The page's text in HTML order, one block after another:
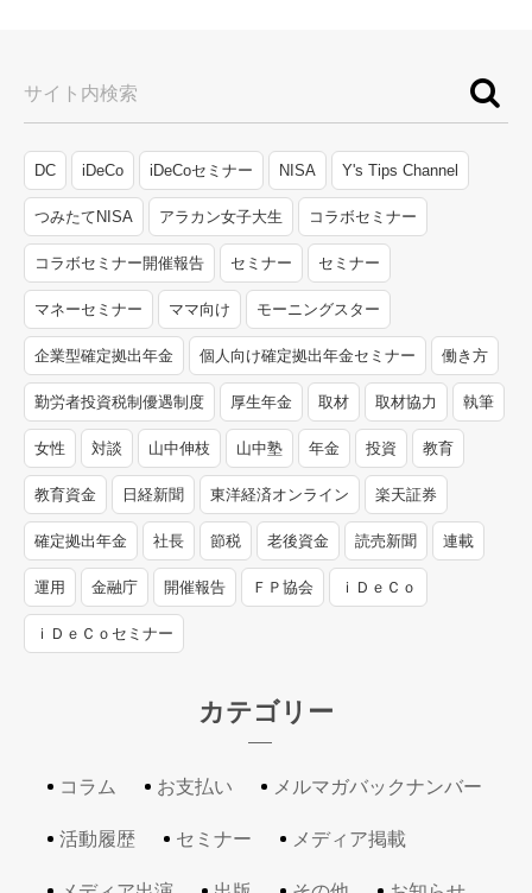
サイト内検索
DC iDeCo iDeCoセミナー NISA Y's Tips Channel
つみたてNISA アラカン女子大生 コラボセミナー
コラボセミナー開催報告 セミナー セミナー
マネーセミナー ママ向け モーニングスター
企業型確定拠出年金 個人向け確定拠出年金セミナー 働き方
勤労者投資税制優遇制度 厚生年金 取材 取材協力 執筆
女性 対談 山中伸枝 山中塾 年金 投資 教育
教育資金 日経新聞 東洋経済オンライン 楽天証券
確定拠出年金 社長 節税 老後資金 読売新聞 連載
運用 金融庁 開催報告 ＦＰ協会 ｉＤｅＣｏ
ｉＤｅＣｏセミナー
カテゴリー
コラム お支払い メルマガバックナンバー
活動履歴 セミナー メディア掲載